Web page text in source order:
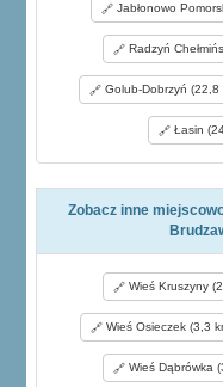
Jabłonowo
Radzyń
Golub-Dobrzyń (22,8
Łasin
Zobacz inne
Wieś Kruszyny
Wieś Osieczek (3,3
Wieś Dąbrówka